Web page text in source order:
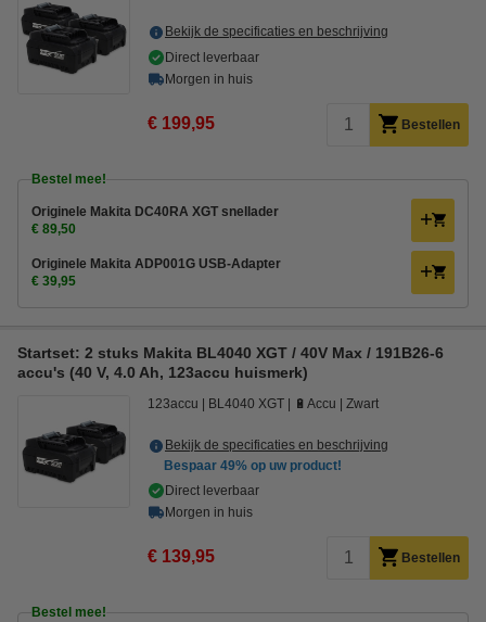
Bekijk de specificaties en beschrijving
Direct leverbaar
Morgen in huis
€ 199,95 Bestellen
Bestel mee!
Originele Makita DC40RA XGT snellader
€ 89,50
Originele Makita ADP001G USB-Adapter
€ 39,95
Startset: 2 stuks Makita BL4040 XGT / 40V Max / 191B26-6
accu's (40 V, 4.0 Ah, 123accu huismerk)
123accu BL4040 XGT 🔋Accu Zwart
Bekijk de specificaties en beschrijving
Bespaar 49% op uw product!
Direct leverbaar
Morgen in huis
€ 139,95 Bestellen
Bestel mee!